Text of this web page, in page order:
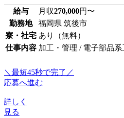
給与 月収270,000円〜
勤務地
福岡県 筑後市
寮・社宅 あり（無料）
仕事内容 加工・管理 / 電子部品系
＼最短45秒で完了／
応募へ進む
詳しく
見る